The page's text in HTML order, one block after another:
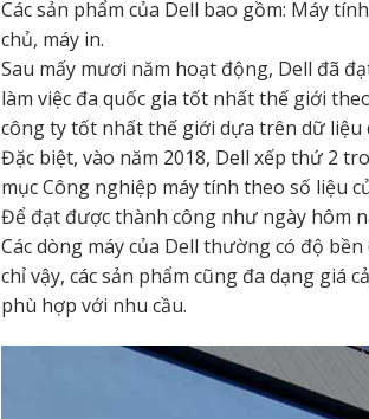
Các sản phẩm của Dell bao gồm: Máy
chủ, máy in.
Sau mấy mươi năm hoạt động, Dell đã
làm việc đa quốc gia tốt nhất thế giới
công ty tốt nhất thế giới dựa trên dữ liệu
Đặc biệt, vào năm 2018, Dell xếp thứ 2
mục Công nghiệp máy tính theo số liệu
Để đạt được thành công như ngày hôm
Các dòng máy của Dell thường có độ
chỉ vậy, các sản phẩm cũng đa dạng giá
phù hợp với nhu cầu.